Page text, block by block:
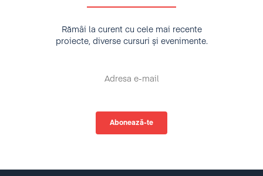
Rămâi la curent cu cele mai recente
proiecte, diverse cursuri și evenimente.